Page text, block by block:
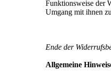
Funktionsweise der
Umgang mit ihnen
Ende der
Allgemeine